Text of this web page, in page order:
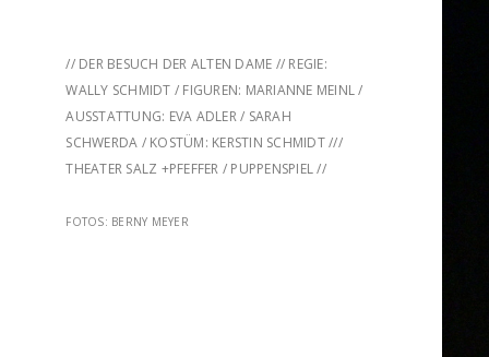
// DER BESUCH DER ALTEN DAME // REGIE:
WALLY SCHMIDT / FIGUREN: MARIANNE MEINL /
AUSSTATTUNG: EVA ADLER / SARAH
SCHWERDA / KOSTÜM: KERSTIN SCHMIDT ///
THEATER SALZ +PFEFFER / PUPPENSPIEL //
FOTOS: BERNY MEYER